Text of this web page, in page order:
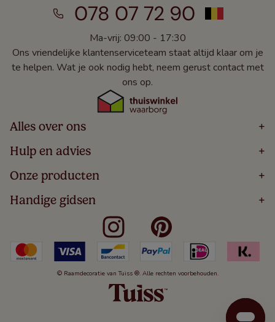
078 07 72 90
Ma-vrij: 09:00 - 17:30
Ons vriendelijke klantenserviceteam staat altijd klaar om je
te helpen. Wat je ook nodig hebt, neem gerust contact met
ons op.
Alles over ons +
Home
Over
Bestellen
Winacties
Veelgestelde Vragen
Hulp en advies +
Volg Je Bestelling
Levering
5 Jaar Garantie
Algemene Voorwaarden
Kindveiligheid
Cookies
Herroepingsrecht
Onze producten +
Houten Jaloezieën
Rolgordijnen
Verticale Jaloezieën
Duo Rolgordijnen
Duo Plisségordijnen
Handige gidsen +
Meten Voor Raamdecoratie
Badkamer Raamdecoratie
Slaapkamer Raamdecoratie
Keuken Raamdecoratie
De Jaloezieën Gids
Jaloezieënwoordenboek
© Raamdecoratie van Tuiss ®. Alle rechten voorbehouden.